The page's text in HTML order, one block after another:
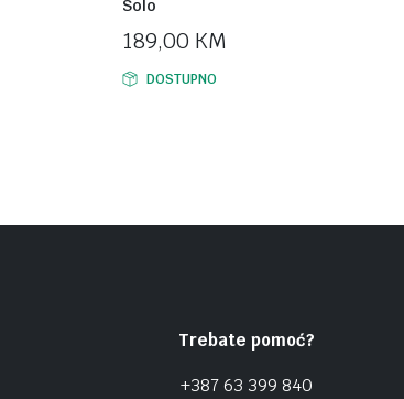
Solo
189,00 KM
DOSTUPNO
Trebate pomoć?
+387 63 399 840